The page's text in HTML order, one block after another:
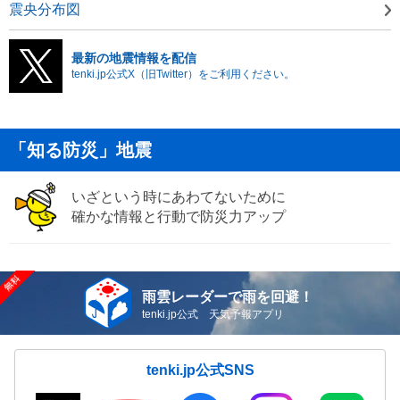
震央分布図
最新の地震情報を配信
tenki.jp公式X（旧Twitter）をご利用ください。
「知る防災」地震
いざという時にあわてないために
確かな情報と行動で防災力アップ
雨雲レーダーで雨を回避！
tenki.jp公式 天気予報アプリ
tenki.jp公式SNS